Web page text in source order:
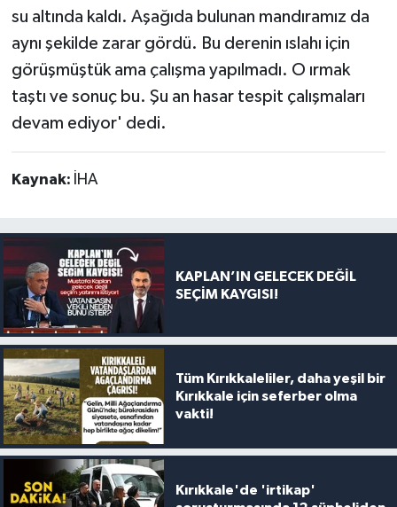
su altında kaldı. Aşağıda bulunan mandıramız da
aynı şekilde zarar gördü. Bu derenin ıslahı için
görüşmüştük ama çalışma yapılmadı. O ırmak
taştı ve sonuç bu. Şu an hasar tespit çalışmaları
devam ediyor' dedi.
Kaynak: İHA
KAPLAN’IN GELECEK DEĞİL
SEÇİM KAYGISI!
Tüm Kırıkkaleliler, daha yeşil bir
Kırıkkale için seferber olma
vakti!
Kırıkkale'de 'irtikap'